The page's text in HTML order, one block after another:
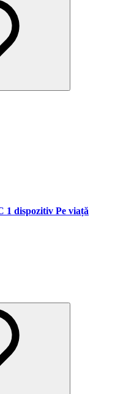
1 dispozitiv Pe viață